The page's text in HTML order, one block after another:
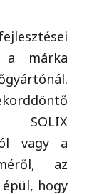
a márka
SOLIX
vagy a
az
hogy